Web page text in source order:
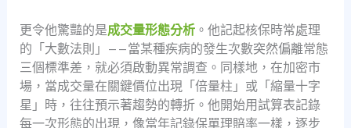
更令他驚豔的是成交量形態分析。他記起核保時常處理
的「大數法則」——當某種疾病的發生次數突然偏離常態
三個標準差，就必須啟動異常調查。同樣地，在加密市
場，當成交量在關鍵價位出現「倍量柱」或「縮量十字
星」時，往往預示著趨勢的轉折。他開始用試算表記錄
每一次形態的出現，像當年記錄保單理賠率一樣，逐步